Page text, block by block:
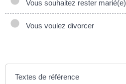
Vous souhaitez rester marié(e)
Vous voulez divorcer
Textes de référence